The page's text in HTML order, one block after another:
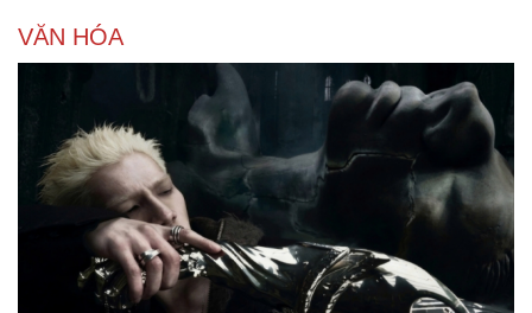
Văn hóa
Âm nhạc
Di sản
Nghệ sĩ
Thời trang
VĂN HÓA